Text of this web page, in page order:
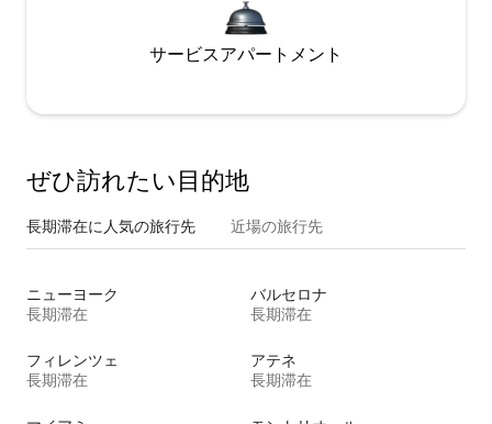
サービスアパートメント
ぜひ訪⁠れ⁠た⁠い目⁠的⁠地
長期滞在に人気の旅行先 近場の旅行先
ニューヨーク
長期滞在
バルセロナ
長期滞在
フィレンツェ
長期滞在
アテネ
長期滞在